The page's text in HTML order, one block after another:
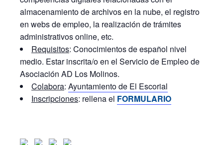
almacenamiento de archivos en la nube, el registro
en webs de empleo, la realización de trámites
administrativos online, etc.
Requisitos: Conocimientos de español nivel
medio. Estar inscrita/o en el Servicio de Empleo de
Asociación AD Los Molinos.
Colabora: Ayuntamiento de El Escorial
Inscripciones: rellena el FORMULARIO